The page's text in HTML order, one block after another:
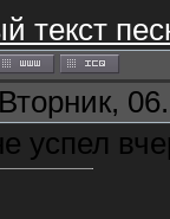
текст
успел